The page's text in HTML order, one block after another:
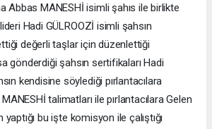
Abbas MANESHİ isimli şahıs ile birlikte
Hadi GÜLROOZİ isimli şahsın
değerli taşlar için düzenlettiği
gönderdiği şahsın sertifikaları Hadi
kendisine söylediği pırlantacılara
MANESHİ talimatları ile pırlantacılara Gelen
yaptığı bu işte komisyon ile çalıştığı